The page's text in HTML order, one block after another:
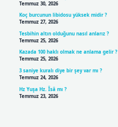
Temmuz 30, 2026
Koç burcunun libidosu yüksek midir ?
Temmuz 27, 2026
Tesbihin altın olduğunu nasıl anlarız ?
Temmuz 25, 2026
Kazada 100 haklı olmak ne anlama gelir ?
Temmuz 25, 2026
3 saniye kuralı diye bir şey var mı ?
Temmuz 24, 2026
Hz Yuşa Hz. Îsâ mı ?
Temmuz 23, 2026